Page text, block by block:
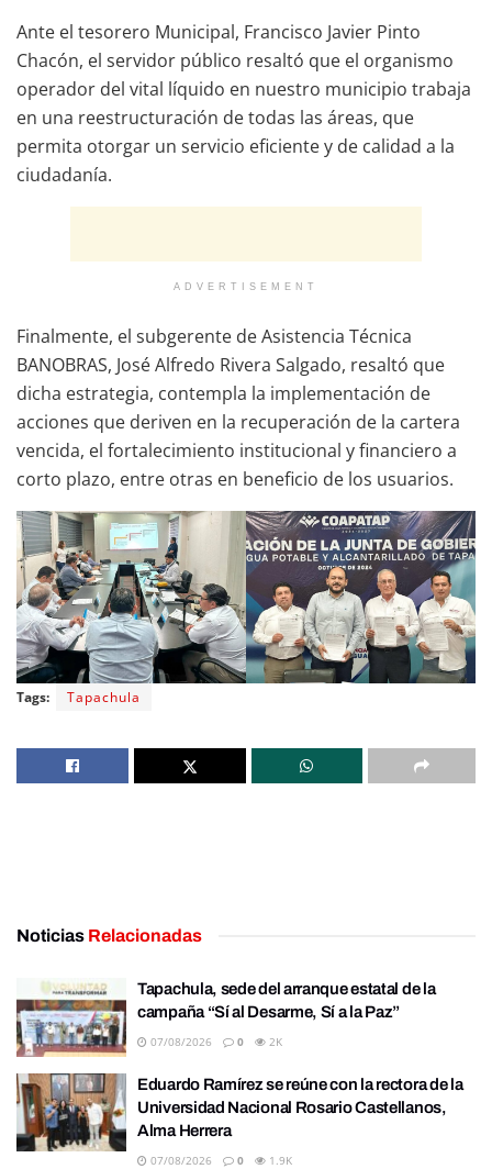
Ante el tesorero Municipal, Francisco Javier Pinto
Chacón, el servidor público resaltó que el organismo
operador del vital líquido en nuestro municipio trabaja
en una reestructuración de todas las áreas, que
permita otorgar un servicio eficiente y de calidad a la
ciudadanía.
ADVERTISEMENT
Finalmente, el subgerente de Asistencia Técnica
BANOBRAS, José Alfredo Rivera Salgado, resaltó que
dicha estrategia, contempla la implementación de
acciones que deriven en la recuperación de la cartera
vencida, el fortalecimiento institucional y financiero a
corto plazo, entre otras en beneficio de los usuarios.
Tags: Tapachula
Noticias Relacionadas
Tapachula, sede del arranque estatal de la
campaña “Sí al Desarme, Sí a la Paz”
07/08/2026 0 2K
Eduardo Ramírez se reúne con la rectora de la
Universidad Nacional Rosario Castellanos,
Alma Herrera
07/08/2026 0 1.9K